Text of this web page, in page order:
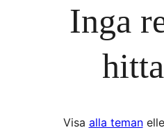
Inga
Visa alla teman